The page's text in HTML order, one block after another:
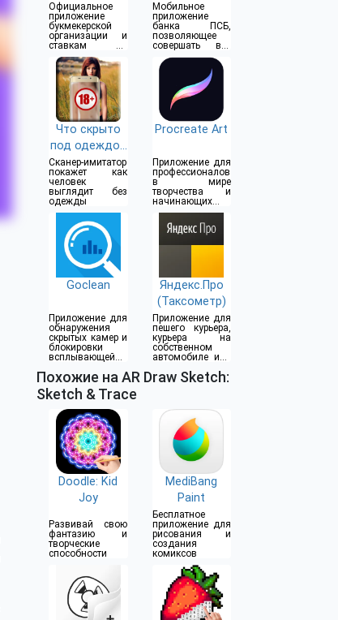
Официальное
приложение
букмекерской
организации и
ставкам на
спорт
Мобильное
приложение
банка ПСБ,
позволяющее
совершать все
операции прямо
из дома
Что скрыто
под одеждой
(18+)
Сканер-имитатор
покажет как
человек
выглядит без
одежды
Procreate Art
Приложение для
профессионалов
в мире
творчества и
начинающих
художников
Goclean
Приложение для
обнаружения
скрытых камер и
блокировки
всплывающей
Яндекс.Про
(Таксометр)
Приложение для
пешего курьера,
курьера на
собственном
автомобиле или
Похожие на AR Draw Sketch:
Sketch & Trace
Doodle: Kid
Joy
Развивай свою
фантазию и
творческие
способности
MediBang
Paint
Бесплатное
приложение для
рисования и
создания
комиксов